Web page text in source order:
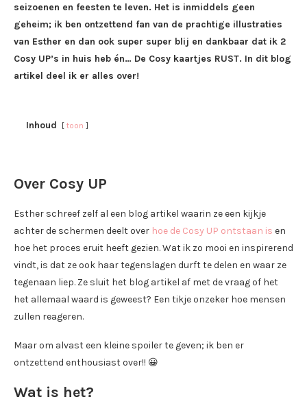
seizoenen en feesten te leven. Het is inmiddels geen
geheim; ik ben ontzettend fan van de prachtige illustraties
van Esther en dan ook super super blij en dankbaar dat ik 2
Cosy UP’s in huis heb én… De Cosy kaartjes RUST. In dit blog
artikel deel ik er alles over!
Inhoud toon
Over Cosy UP
Esther schreef zelf al een blog artikel waarin ze een kijkje
achter de schermen deelt over hoe de Cosy UP ontstaan is en
hoe het proces eruit heeft gezien. Wat ik zo mooi en inspirerend
vindt, is dat ze ook haar tegenslagen durft te delen en waar ze
tegenaan liep. Ze sluit het blog artikel af met de vraag of het
het allemaal waard is geweest? Een tikje onzeker hoe mensen
zullen reageren.
Maar om alvast een kleine spoiler te geven; ik ben er
ontzettend enthousiast over!! 😀
Wat is het?